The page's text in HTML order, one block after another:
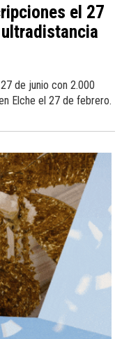
el 27
de junio con 2.000
Elche el 27 de febrero.